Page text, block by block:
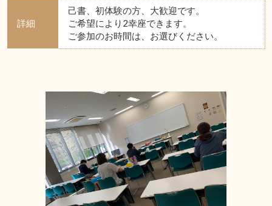
詳細
己書、初体験の方、大歓迎です。
ご希望により2幸座できます。
ご参加のお時間は、お選びください。